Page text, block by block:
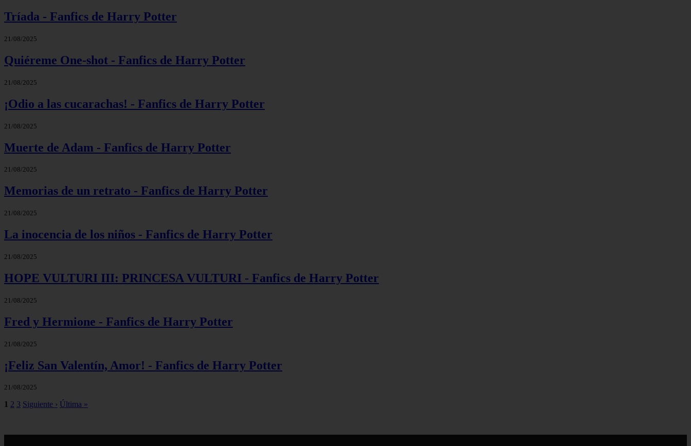
Tríada - Fanfics de Harry Potter
21/08/2025
Quiéreme One-shot - Fanfics de Harry Potter
21/08/2025
¡Odio a las cucarachas! - Fanfics de Harry Potter
21/08/2025
Muerte de Adam - Fanfics de Harry Potter
21/08/2025
Memorias de un retrato - Fanfics de Harry Potter
21/08/2025
La inocencia de los niños - Fanfics de Harry Potter
21/08/2025
HOPE VULTURI III: PRINCESA VULTURI - Fanfics de Harry Potter
21/08/2025
Fred y Hermione - Fanfics de Harry Potter
21/08/2025
¡Feliz San Valentín, Amor! - Fanfics de Harry Potter
21/08/2025
1 2 3 Siguiente › Última »